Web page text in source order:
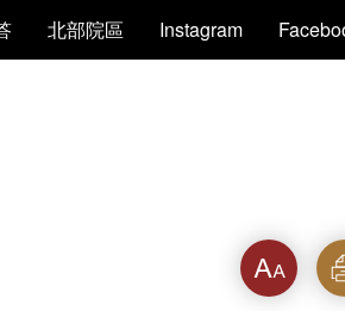
北部院區 Instagram
字級